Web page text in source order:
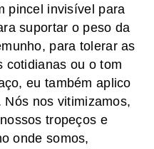
pincel invisível para
suportar o peso da
para tolerar as
cotidianas ou o tom
eu também aplico
nos vitimizamos,
tropeços e
onde somos,